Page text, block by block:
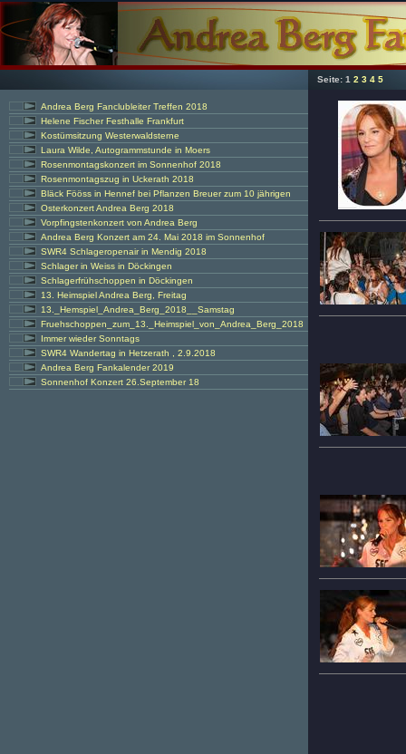
Seite: 1 2 3 4 5
Andrea Berg Fanclubleiter Treffen 2018
Helene Fischer Festhalle Frankfurt
Kostümsitzung Westerwaldsterne
Laura Wilde, Autogrammstunde in Moers
Rosenmontagskonzert im Sonnenhof 2018
Rosenmontagszug in Uckerath 2018
Bläck Fööss in Hennef bei Pflanzen Breuer zum 10 jährigen
Osterkonzert Andrea Berg 2018
Vorpfingstenkonzert von Andrea Berg
Andrea Berg Konzert am 24. Mai 2018 im Sonnenhof
SWR4 Schlageropenair in Mendig 2018
Schlager in Weiss in Döckingen
Schlagerfrühschoppen in Döckingen
13. Heimspiel Andrea Berg, Freitag
13._Hemspiel_Andrea_Berg_2018__Samstag
Fruehschoppen_zum_13._Heimspiel_von_Andrea_Berg_2018
Immer wieder Sonntags
SWR4 Wandertag in Hetzerath , 2.9.2018
Andrea Berg Fankalender 2019
Sonnenhof Konzert 26.September 18